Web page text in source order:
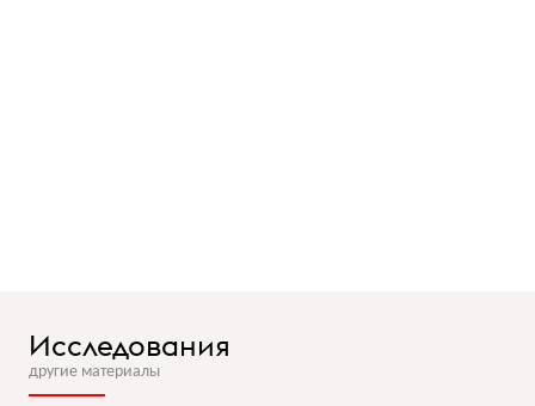
Исследования
другие материалы